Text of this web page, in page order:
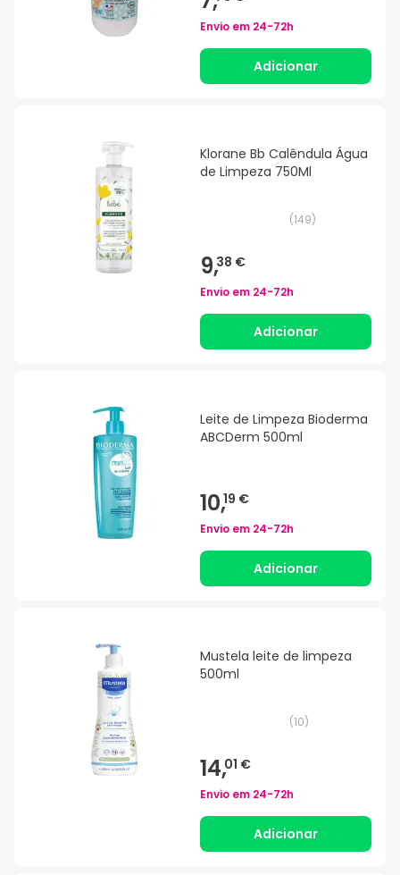
Envio em 24-72h
Adicionar
Klorane Bb Calêndula Água
de Limpeza 750Ml
(149)
9,38 €
Envio em 24-72h
Adicionar
Leite de Limpeza Bioderma
ABCDerm 500ml
10,19 €
Envio em 24-72h
Adicionar
Mustela leite de limpeza
500ml
(10)
14,01 €
Envio em 24-72h
Adicionar